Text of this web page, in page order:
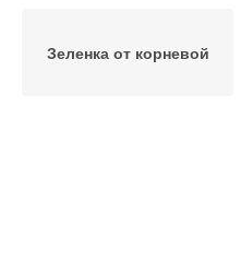
Зеленка от корневой